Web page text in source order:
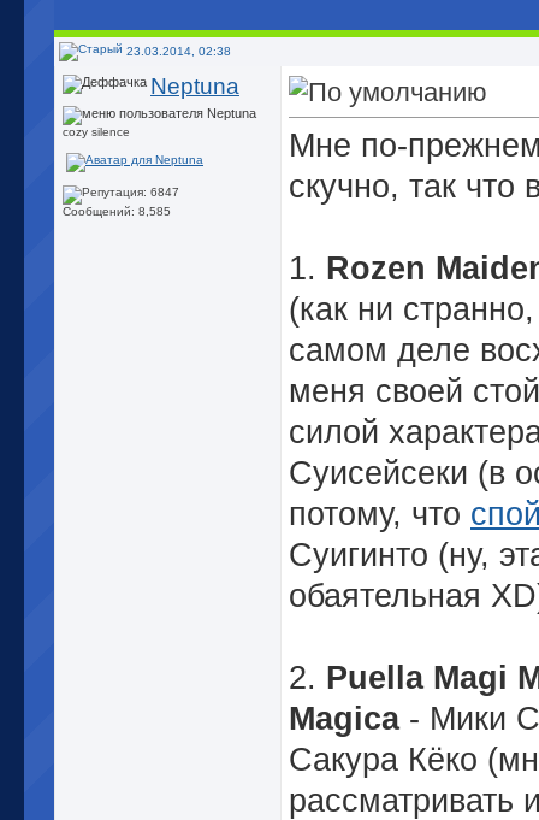
23.03.2014, 02:38
Neptuna
cozy silence
Сообщений: 8,585
Мне по-
скучно, так что
1. Rozen
(как ни
самом деле
меня своей
силой
Суисейсеки (в
потому, что
Суигинто (ну,
обаятельная
2. Puella Magi
Magica- Мики
Сакура Кёко
рассматривать